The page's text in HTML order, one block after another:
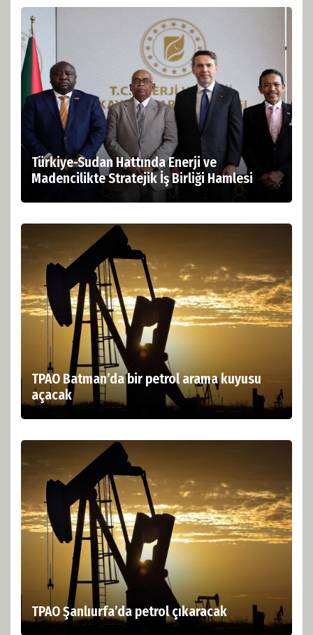
Türkiye-Sudan Hattında Enerji ve
Madencilikte Stratejik İş Birliği Hamlesi
TPAO Batman’da bir petrol arama kuyusu
açacak
TPAO Şanlıurfa’da petrol çıkaracak